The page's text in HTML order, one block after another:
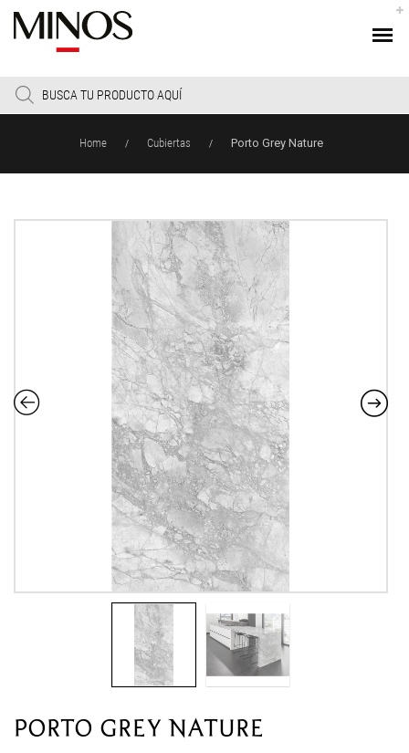
Products
search
Home / Cubiertas / Porto Grey Nature
PORTO GREY NATURE